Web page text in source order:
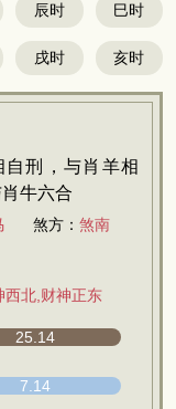
辰时 巳时
戌时 亥时
刑，与肖羊相
牛六合
煞方： 煞南
西北,财神正东
25.14
7.14